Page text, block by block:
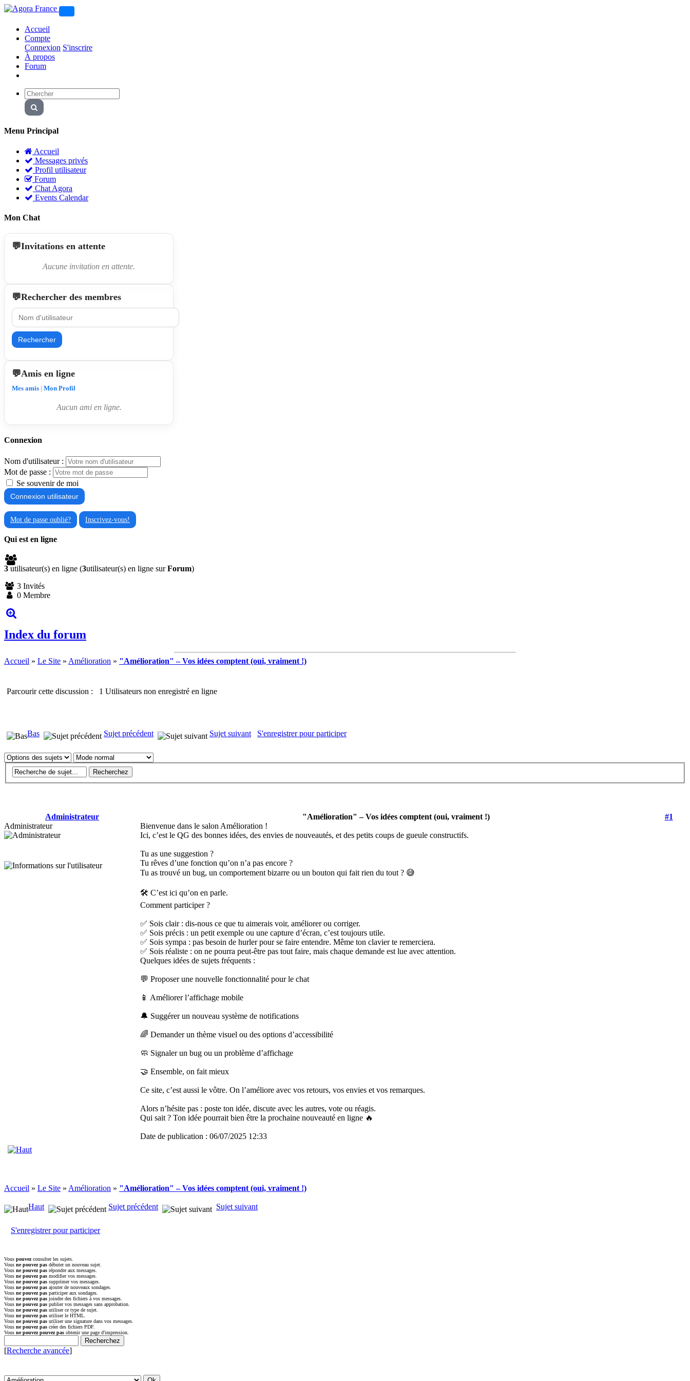
Accueil
Compte
Connexion S'inscrire
À propos
Forum
Menu Principal
Accueil
Messages privés
Profil utilisateur
Forum
Chat Agora
Events Calendar
Mon Chat
Invitations en attente
Aucune invitation en attente.
Rechercher des membres
Rechercher
Amis en ligne
Mes amis | Mon Profil
Aucun ami en ligne.
Connexion
Nom d'utilisateur :
Mot de passe :
Se souvenir de moi
Mot de passe oublié? Inscrivez-vous!
Qui est en ligne
3 utilisateur(s) en ligne (3utilisateur(s) en ligne surForum)
3 Invités
0 Membre
Index du forum
Accueil » Le Site » Amélioration » "Amélioration" – Vos idées comptent (oui, vraiment !)
Parcourir cette discussion : 1 Utilisateurs non enregistré en ligne
Bas Sujet précédent Sujet suivant S'enregistrer pour participer
Administrateur "Amélioration" – Vos idées comptent (oui, vraiment !)
#1
Administrateur
Bienvenue dans le salon Amélioration !
Ici, c’est le QG des bonnes idées, des envies de nouveautés, et des petits coups de gueule constructifs.
Tu as une suggestion ?
Tu rêves d’une fonction qu’on n’a pas encore ?
Tu as trouvé un bug, un comportement bizarre ou un bouton qui fait rien du tout ? 😅
🛠️ C’est ici qu’on en parle.
Comment participer ?
✅ Sois clair : dis-nous ce que tu aimerais voir, améliorer ou corriger.
✅ Sois précis : un petit exemple ou une capture d’écran, c’est toujours utile.
✅ Sois sympa : pas besoin de hurler pour se faire entendre. Même ton clavier te remerciera.
✅ Sois réaliste : on ne pourra peut-être pas tout faire, mais chaque demande est lue avec attention.
Quelques idées de sujets fréquents :
💬 Proposer une nouvelle fonctionnalité pour le chat
📱 Améliorer l’affichage mobile
🔔 Suggérer un nouveau système de notifications
🌈 Demander un thème visuel ou des options d’accessibilité
🧼 Signaler un bug ou un problème d’affichage
🤝 Ensemble, on fait mieux
Ce site, c’est aussi le vôtre. On l’améliore avec vos retours, vos envies et vos remarques.
Alors n’hésite pas : poste ton idée, discute avec les autres, vote ou réagis.
Qui sait ? Ton idée pourrait bien être la prochaine nouveauté en ligne 🔥
Date de publication : 06/07/2025 12:33
Accueil » Le Site » Amélioration » "Amélioration" – Vos idées comptent (oui, vraiment !)
Haut Sujet précédent Sujet suivant
S'enregistrer pour participer
Vous pouvezconsulter les sujets.
Vous ne pouvez pas débuter un nouveau sujet.
Vous ne pouvez pas répondre aux messages.
Vous ne pouvez pas modifier vos messages.
Vous ne pouvez pas supprimer vos messages.
Vous ne pouvez pas ajouter de nouveaux sondages.
Vous ne pouvez pas participer aux sondages.
Vous ne pouvez pas joindre des fichiers à vos messages.
Vous ne pouvez pas publier vos messages sans approbation.
Vous ne pouvez pas utiliser ce type de sujet.
Vous ne pouvez pas utiliser le HTML.
Vous ne pouvez pas utiliser une signature dans vos messages.
Vous ne pouvez pas créer des fichiers PDF.
Vous ne pouvez pouvez pas obtenir une page d'impression.
[Recherche avancée]